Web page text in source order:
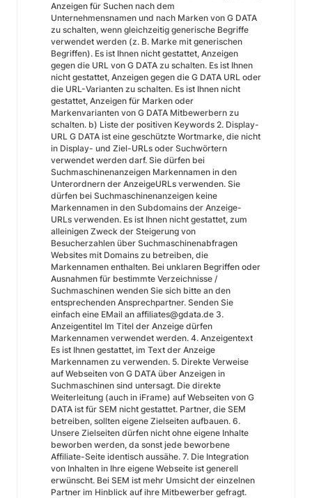
Anzeigen für Suchen nach dem
Unternehmensnamen und nach Marken von G DATA
zu schalten, wenn gleichzeitig generische Begriffe
verwendet werden (z. B. Marke mit generischen
Begriffen). Es ist Ihnen nicht gestattet, Anzeigen
gegen die URL von G DATA zu schalten. Es ist Ihnen
nicht gestattet, Anzeigen gegen die G DATA URL oder
die URL-Varianten zu schalten. Es ist Ihnen nicht
gestattet, Anzeigen für Marken oder
Markenvarianten von G DATA Mitbewerbern zu
schalten. b) Liste der positiven Keywords 2. Display-
URL G DATA ist eine geschützte Wortmarke, die nicht
in Display- und Ziel-URLs oder Suchwörtern
verwendet werden darf. Sie dürfen bei
Suchmaschinenanzeigen Markennamen in den
Unterordnern der AnzeigeURLs verwenden. Sie
dürfen bei Suchmaschinenanzeigen keine
Markennamen in den Subdomains der Anzeige-
URLs verwenden. Es ist Ihnen nicht gestattet, zum
alleinigen Zweck der Steigerung von
Besucherzahlen über Suchmaschinenabfragen
Websites mit Domains zu betreiben, die
Markennamen enthalten. Bei unklaren Begriffen oder
Ausnahmen für bestimmte Verzeichnisse /
Suchmaschinen wenden Sie sich bitte an den
entsprechenden Ansprechpartner. Senden Sie
einfach eine EMail an affiliates@gdata.de 3.
Anzeigentitel Im Titel der Anzeige dürfen
Markennamen verwendet werden. 4. Anzeigentext
Es ist Ihnen gestattet, im Text der Anzeige
Markennamen zu verwenden. 5. Direkte Verweise
auf Webseiten von G DATA über Anzeigen in
Suchmaschinen sind untersagt. Die direkte
Weiterleitung (auch in iFrame) auf Webseiten von G
DATA ist für SEM nicht gestattet. Partner, die SEM
betreiben, sollten eigene Zielseiten aufbauen. 6.
Unsere Zielseiten dürfen nicht ohne eigene Inhalte
beworben werden, da sonst jede beworbene
Affiliate-Seite identisch aussähe. 7. Die Integration
von Inhalten in Ihre eigene Webseite ist generell
erwünscht. Bei SEM ist mehr Umsicht der einzelnen
Partner im Hinblick auf ihre Mitbewerber gefragt.